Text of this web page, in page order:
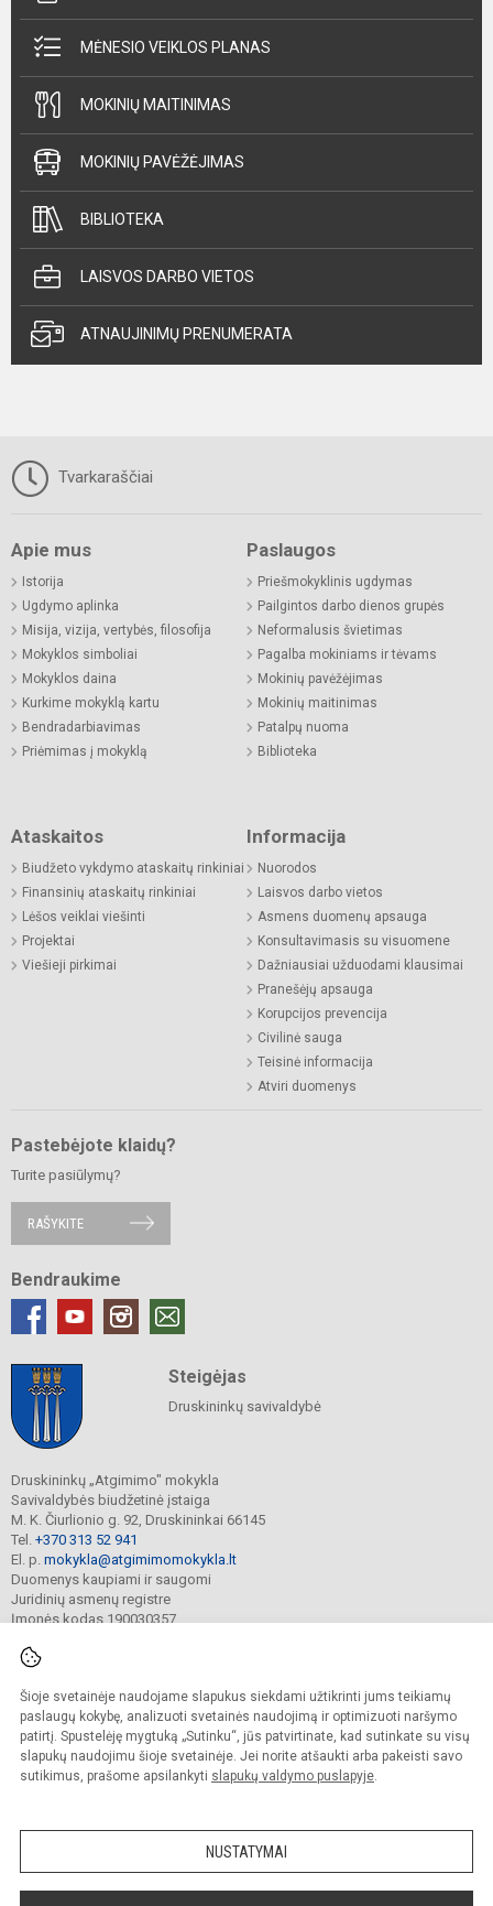
Šioje svetainėje naudojame slapukus siekdami užtikrinti jums teikiamų
paslaugų kokybę, analizuoti svetainės naudojimą ir optimizuoti naršymo
patirtį. Spustelėję mygtuką „Sutinku“, jūs patvirtinate, kad sutinkate su visų
slapukų naudojimu šioje svetainėje. Jei norite atšaukti arba pakeisti savo
sutikimus, prašome apsilankyti slapukų valdymo puslapyje.
NUSTATYMAI
MĖNESIO VEIKLOS PLANAS
MOKINIŲ MAITINIMAS
MOKINIŲ PAVĖŽĖJIMAS
BIBLIOTEKA
LAISVOS DARBO VIETOS
ATNAUJINIMŲ PRENUMERATA
Tvarkaraščiai
Apie mus
Istorija
Ugdymo aplinka
Misija, vizija, vertybės, filosofija
Mokyklos simboliai
Mokyklos daina
Kurkime mokyklą kartu
Bendradarbiavimas
Priėmimas į mokyklą
Paslaugos
Priešmokyklinis ugdymas
Pailgintos darbo dienos grupės
Neformalusis švietimas
Pagalba mokiniams ir tėvams
Mokinių pavėžėjimas
Mokinių maitinimas
Patalpų nuoma
Biblioteka
Ataskaitos
Biudžeto vykdymo ataskaitų rinkiniai
Finansinių ataskaitų rinkiniai
Lėšos veiklai viešinti
Projektai
Viešieji pirkimai
Informacija
Nuorodos
Laisvos darbo vietos
Asmens duomenų apsauga
Konsultavimasis su visuomene
Dažniausiai užduodami klausimai
Pranešėjų apsauga
Korupcijos prevencija
Civilinė sauga
Teisinė informacija
Atviri duomenys
Pastebėjote klaidų?
Turite pasiūlymų?
RAŠYKITE
Bendraukime
Steigėjas
Druskininkų savivaldybė
Druskininkų „Atgimimo" mokykla
Savivaldybės biudžetinė įstaiga
M. K. Čiurlionio g. 92, Druskininkai 66145
Tel. +370 313 52 941
El. p. mokykla@atgimimomokykla.lt
Duomenys kaupiami ir saugomi
Juridinių asmenų registre
Įmonės kodas 190030357
© 2026. Druskininkų Atgimimo mokykla. Visos teisės saugomos.
Kopijuoti turinį be raštiško įstaigos administracijos sutikimo griežtai draudžiama.
Prieinamumo paraiška Slapukų valdymas
Sumanus būdas atnaujinti